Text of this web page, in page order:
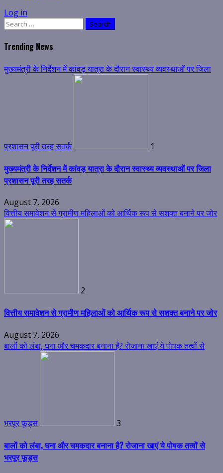
Log in
Search
Trending News
मुख्यमंत्री के निर्देशन में कांवड़ यात्रा के दौरान स्वास्थ्य व्यवस्थाओं पर जिला
प्रशासन पूरी तरह सतर्क 1
मुख्यमंत्री के निर्देशन में कांवड़ यात्रा के दौरान स्वास्थ्य व्यवस्थाओं पर जिला
प्रशासन पूरी तरह सतर्क
August 7, 2026
वित्तीय समावेशन से ग्रामीण महिलाओं को आर्थिक रूप से सशक्त बनाने पर जोर
2
वित्तीय समावेशन से ग्रामीण महिलाओं को आर्थिक रूप से सशक्त बनाने पर जोर
August 7, 2026
बालों को लंबा, घना और चमकदार बनाना है? रोजाना खाएं ये पोषक तत्वों से
भरपूर फूड्स 3
बालों को लंबा, घना और चमकदार बनाना है? रोजाना खाएं ये पोषक तत्वों से
भरपूर फूड्स